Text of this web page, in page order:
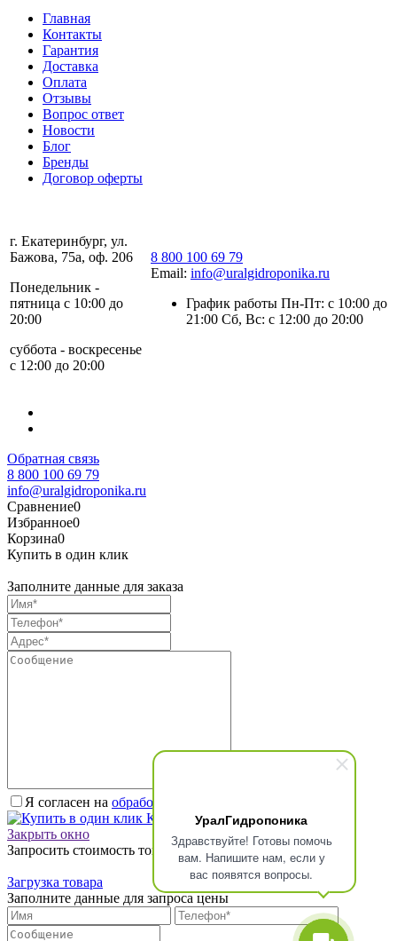
УралГидропоника
Здравствуйте! Готовы помочь
вам. Напишите нам, если у
вас появятся вопросы.
Главная
Контакты
Гарантия
Доставка
Оплата
Отзывы
Вопрос ответ
Новости
Блог
Бренды
Договор оферты
г. Екатеринбург, ул.
Бажова, 75а, оф. 206
Понедельник -
пятница с 10:00 до
20:00
суббота - воскресенье
с 12:00 до 20:00
8 800 100 69 79
Email: info@uralgidroponika.ru
График работы Пн-Пт: с 10:00 до
21:00 Сб, Вс: с 12:00 до 20:00
Обратная связь
8 800 100 69 79
info@uralgidroponika.ru
Сравнение0
Избранное0
Корзина0
Купить в один клик
Заполните данные для заказа
Я согласен на обработку персональных данных.
Купить в один клик
Закрыть окно
Запросить стоимость товара
Загрузка товара
Заполните данные для запроса цены